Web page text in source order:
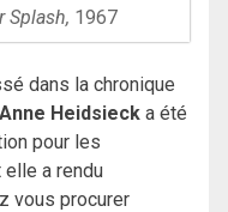
Splash, 1967
dans la chronique
Anne Heidsieck a été
pour les
elle a rendu
vous procurer